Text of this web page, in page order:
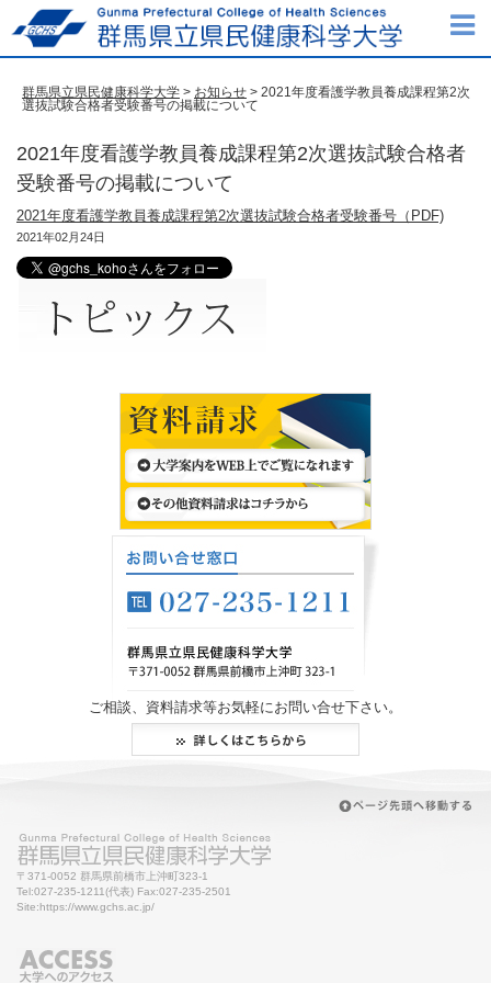
群馬県立県民健康科学大学 > お知らせ > 2021年度看護学教員養成課程第2次
選抜試験合格者受験番号の掲載について
2021年度看護学教員養成課程第2次選抜試験合格者
受験番号の掲載について
2021年度看護学教員養成課程第2次選抜試験合格者受験番号（PDF)
2021年02月24日
ご相談、資料請求等お気軽にお問い合せ下さい。
〒371-0052 群馬県前橋市上沖町323-1
Tel:027-235-1211(代表) Fax:027-235-2501
Site:https://www.gchs.ac.jp/